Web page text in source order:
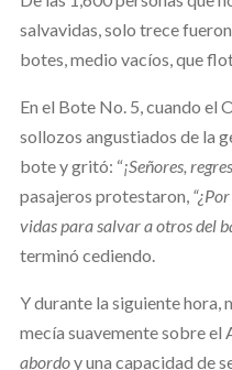
salvavidas, solo trece
botes, medio vacíos, que
En el Bote No. 5, cuando el
sollozos angustiados de la
bote y gritó: “¡Señores,
pasajeros protestaron,
vidas para salvar a otros del
terminó cediendo.
Y durante la siguiente hora,
mecía suavemente sobre el
abordoy una capacidad de